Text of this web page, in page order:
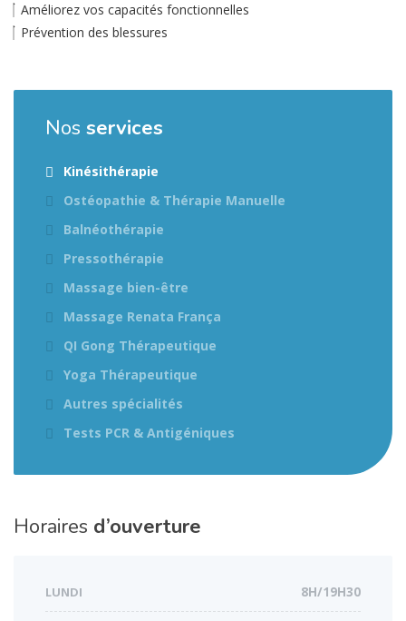
Améliorez vos capacités fonctionnelles
Prévention des blessures
Nos services
Kinésithérapie
Ostéopathie & Thérapie Manuelle
Balnéothérapie
Pressothérapie
Massage bien-être
Massage Renata França
QI Gong Thérapeutique
Yoga Thérapeutique
Autres spécialités
Tests PCR & Antigéniques
Horaires d’ouverture
LUNDI 8H/19H30